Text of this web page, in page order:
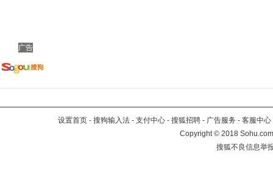
广告
设置首页 - 搜狗输入法 - 支付中心 - 搜狐招聘 - 广告服务 - 客服中心
Copyright©2018
搜狐不良信息举